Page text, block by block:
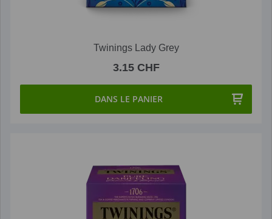
Twinings Lady Grey
3.15 CHF
DANS LE PANIER